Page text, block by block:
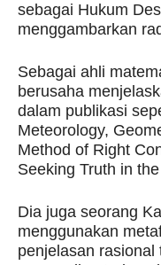
sebagai Hukum
menggambarkan
Sebagai ahli
berusaha
dalam publikasi
Meteorology,
Method of Right
Seeking Truth in
Dia juga seorang
menggunakan
penjelasan rasional